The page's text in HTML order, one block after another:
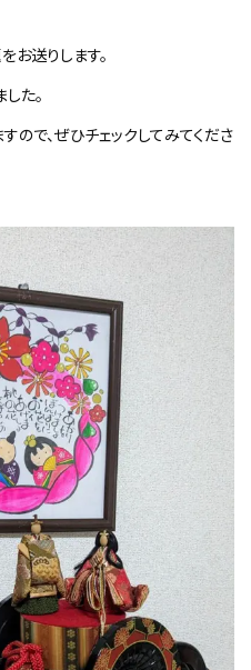
お送りします。
た。
で、ぜひチェックしてみてくださ